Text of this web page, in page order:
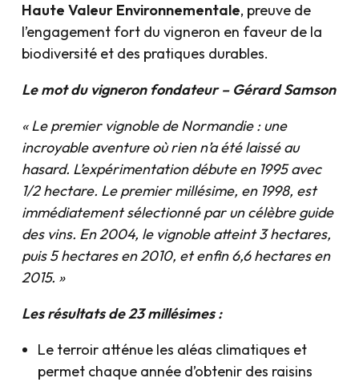
Haute Valeur Environnementale, preuve de
l’engagement fort du vigneron en faveur de la
biodiversité et des pratiques durables.
Le mot du vigneron fondateur – Gérard Samson
« Le premier vignoble de Normandie : une
incroyable aventure où rien n’a été laissé au
hasard. L’expérimentation débute en 1995 avec
1/2 hectare. Le premier millésime, en 1998, est
immédiatement sélectionné par un célèbre guide
des vins. En 2004, le vignoble atteint 3 hectares,
puis 5 hectares en 2010, et enfin 6,6 hectares en
2015. »
Les résultats de 23 millésimes :
Le terroir atténue les aléas climatiques et
permet chaque année d’obtenir des raisins